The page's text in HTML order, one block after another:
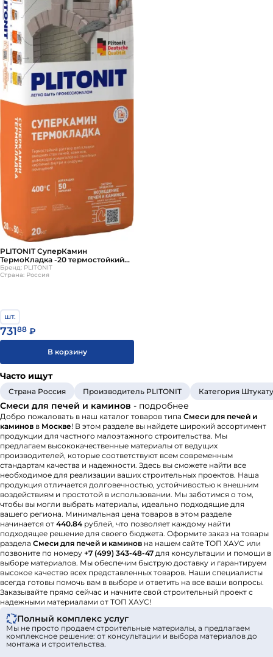
PLITONIT СуперКамин
ТермоКладка -20 термостойкий
раствор для кладки печей и
каминов для внутренних и
Бренд: PLITONIT
Страна: Россия
шт.
73188 ₽
В корзину
Часто ищут
Страна Россия Производитель PLITONIT Категория
Смеси для печей и каминов - подробнее
Добро пожаловать в наш каталог товаров типа Смеси для печей и
каминов в Москве! В этом разделе вы найдете широкий ассортимент
продукции для частного малоэтажного строительства. Мы
предлагаем высококачественные материалы от ведущих
производителей, которые соответствуют всем современным
стандартам качества и надежности. Здесь вы сможете найти все
необходимое для реализации ваших строительных проектов. Наша
продукция отличается долговечностью, устойчивостью к внешним
воздействиям и простотой в использовании. Мы заботимся о том,
чтобы вы могли выбрать материалы, идеально подходящие для
вашего региона. Минимальная цена товаров в этом разделе
начинается от 440.84 рублей, что позволяет каждому найти
подходящее решение для своего бюджета. Оформите заказ на товары
раздела Смеси для печей и каминов на нашем сайте ТОП ХАУС или
позвоните по номеру +7 (499) 343-48-47 для консультации и помощи в
выборе материалов. Мы обеспечим быструю доставку и гарантируем
высокое качество всех представленных товаров. Наши специалисты
всегда готовы помочь вам в выборе и ответить на все ваши вопросы.
Заказывайте прямо сейчас и начните свой строительный проект с
надежными материалами от ТОП ХАУС!
Полный комплекс услуг
Мы не просто продаем строительные материалы, а предлагаем
комплексное решение: от консультации и выбора материалов до
монтажа и строительства.